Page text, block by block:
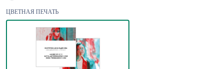
ЦВЕТНАЯ ПЕЧАТЬ